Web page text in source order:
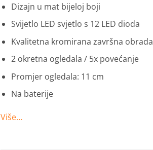
Dizajn u mat bijeloj boji
Svijetlo LED svjetlo s 12 LED dioda
Kvalitetna kromirana završna obrada
2 okretna ogledala / 5x povećanje
Promjer ogledala: 11 cm
Na baterije
Više…